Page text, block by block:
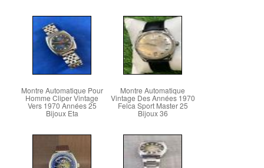
Montre Automatique Pour
Homme Cliper Vintage
Vers 1970 Années 25
Bijoux Eta
Montre Automatique
Vintage Des Années 1970
Felca Sport Master 25
Bijoux 36